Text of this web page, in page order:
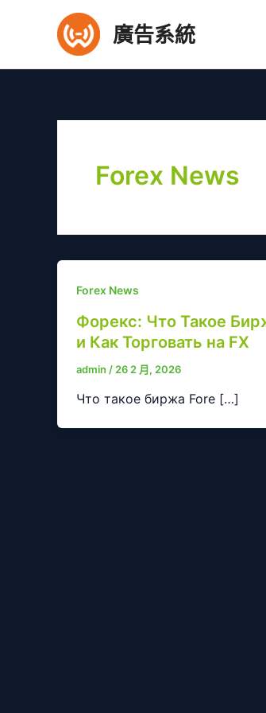
要
廣告系統
Forex News
Forex News
Форекс: Что Такое
и Как Торговать на FX
admin / 26 2 月, 2026
Что такое биржа Fore […]